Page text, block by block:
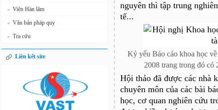
» Viện Hàn lâm
» Văn bản pháp quy
» Tra cứu
Liên kết site
nguyên thì tập trung
tế...
Kỷ yếu Báo cáo khoa học
2008 trang trong đó có
Hội thảo đã được các nhà
chuyên môn của các bài
học, cơ quan nghiên cứu